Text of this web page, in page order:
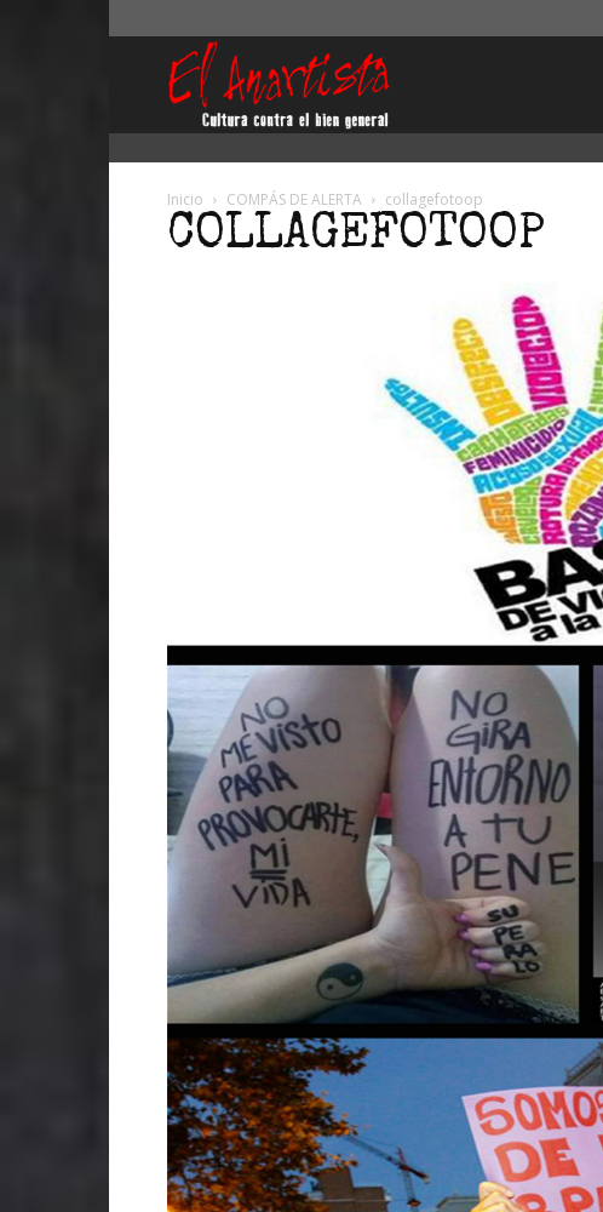
Inicio COMPÁS DE ALERTA collagefotoop
COLLAGEFOTOOP